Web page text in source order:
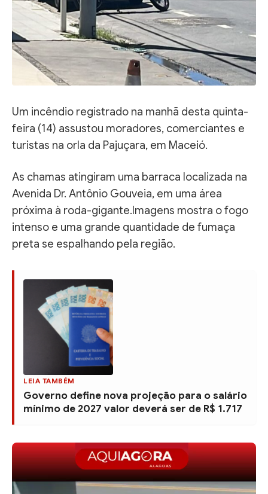
Um incêndio registrado na manhã desta quinta-
feira (14) assustou moradores, comerciantes e
turistas na orla da Pajuçara, em Maceió.
As chamas atingiram uma barraca localizada na
Avenida Dr. Antônio Gouveia, em uma área
próxima à roda-gigante.Imagens mostra o fogo
intenso e uma grande quantidade de fumaça
preta se espalhando pela região.
LEIA TAMBÉM
Governo define nova projeção para o salário
mínimo de 2027 valor deverá ser de R$ 1.717